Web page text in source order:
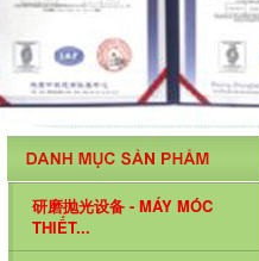
研磨抛光设备 - MÁY MÓC
THIẾT...